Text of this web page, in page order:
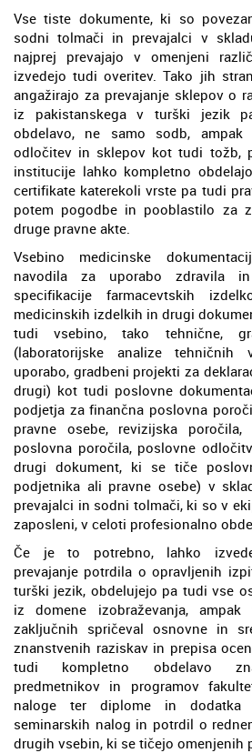
Vse tiste dokumente, ki so
sodni tolmači in prevajalci v
najprej prevajajo v omenjeni
izvedejo tudi overitev. Tako jih
angažirajo za prevajanje sklepov o
iz pakistanskega v turški jezik
obdelavo, ne samo sodb,
odločitev in sklepov kot tudi tožb,
institucije lahko kompletno
certifikate katerekoli vrste pa tudi
potem pogodbe in pooblastilo za
druge pravne akte.
Vsebino medicinske
navodila za uporabo zdravila
specifikacije farmacevtskih
medicinskih izdelkih in drugi
tudi vsebino, tako tehnične,
(laboratorijske analize tehničnih
uporabo, gradbeni projekti za
drugi) kot tudi poslovne
podjetja za finančna poslovna
pravne osebe, revizijska
poslovna poročila, poslovne
drugi dokument, ki se tiče
podjetnika ali pravne osebe) v
prevajalci in sodni tolmači, ki so v
zaposleni, v celoti profesionalno
Če je to potrebno, lahko
prevajanje potrdila o opravljenih
turški jezik, obdelujejo pa tudi vse
iz domene izobraževanja,
zaključnih spričeval osnovne in
znanstvenih raziskav in prepisa
tudi kompletno obdelavo
predmetnikov in programov
naloge ter diplome in
seminarskih nalog in potrdil o
drugih vsebin, ki se tičejo omenjenih